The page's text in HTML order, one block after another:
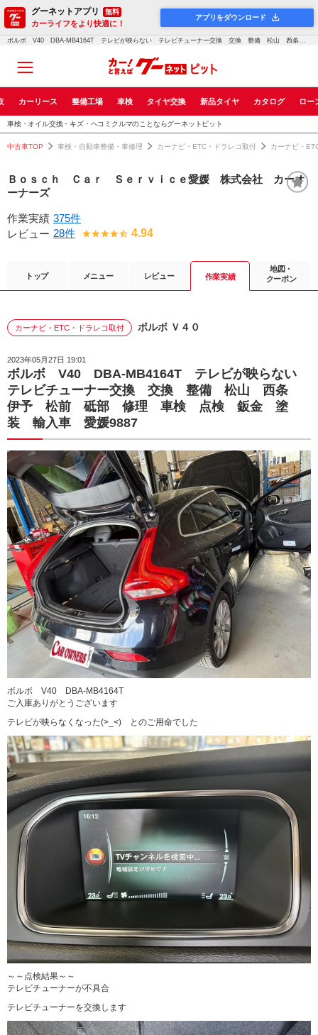
グーネットアプリ 無料
カーライフをより快適に！
アプリをダウンロード
ボルボ V40 DBA-MB4164T テレビが映らない テレビチューナー交換 交換 整備 松山 西条 伊予 松前 砥部 修理 車検 点検 鈑金 塗装 輸入車 愛媛9887｜車検・点検・修理のグーネットピット
カーリース 整備工場 車検 タイヤ交換 新品タイヤ カタログ ロー
車検・オイル交換・キズ・ヘコミクルマのことならグーネットピット
中古車TOP 車検・自動車整備・車修理 カーナビ・ETC・ドラレコ取付 カーナビ・
Ｂｏｓｃｈ Ｃａｒ Ｓｅｒｖｉｃｅ愛媛 株式会社 カーオ
ーナーズ
作業実績 375件
レビュー 28件 4.94
トップ メニュー レビュー 作業実績
地図・
クーポン
カーナビ・ETC・ドラレコ取付 ボルボ Ｖ４０
2023年05月27日 19:01
ボルボ V40 DBA-MB4164T テレビが映らない
テレビチューナー交換 交換 整備 松山 西条
伊予 松前 砥部 修理 車検 点検 鈑金 塗
装 輸入車 愛媛9887
ボルボ V40 DBA-MB4164T
ご入庫ありがとうございます
テレビが映らなくなった(>_<) とのご用命でした
～～点検結果～～
テレビチューナーが不具合
テレビチューナーを交換します